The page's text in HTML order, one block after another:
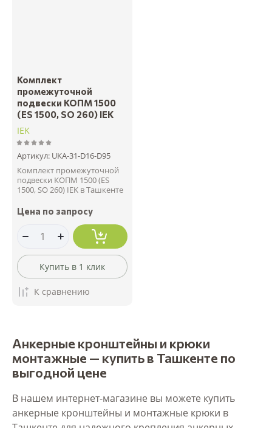
Комплект
промежуточной
подвески КОПМ 1500
(ES 1500, SO 260) IEK
IEK
Артикул: UKA-31-D16-D95
Комплект промежуточной
подвески КОПМ 1500 (ES
1500, SO 260) IEK в Ташкенте
Цена по запросу
Купить в 1 клик
К сравнению
Анкерные кронштейны и крюки
монтажные — купить в Ташкенте по
выгодной цене
В нашем интернет-магазине вы можете купить
анкерные кронштейны и монтажные крюки в